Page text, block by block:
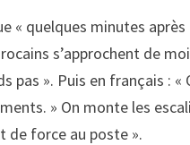
« quelques minutes
s’approchent de
pas ». Puis en français :
» On monte les
de force au poste ».